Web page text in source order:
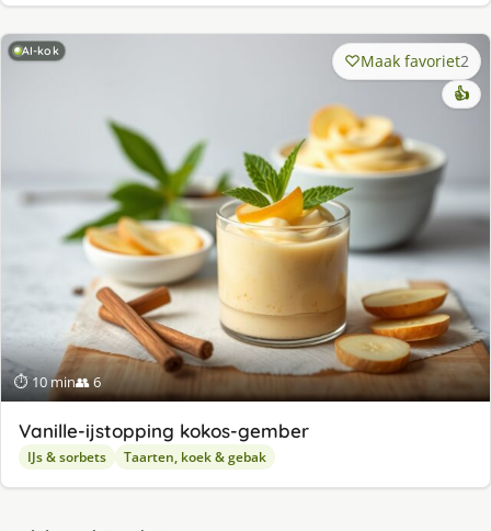
AI-kok
⏱ 10 min👥 6
Maak favoriet2
👍
Va­nil­le-ijstop­ping ko­kos-gem­ber
IJs & sorbets Taarten, koek & gebak